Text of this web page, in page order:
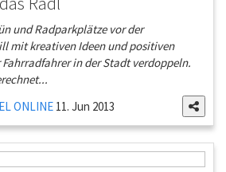
und Radparkplätze vor der
mit kreativen Ideen und positiven
in der Stadt verdoppeln.
ONLINE 11. Jun 2013